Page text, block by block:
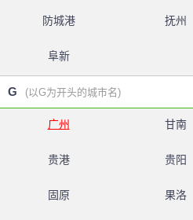
防城港 抚州
阜新
G (以G为开头的城市名)
广州 甘南
贵港 贵阳
固原 果洛